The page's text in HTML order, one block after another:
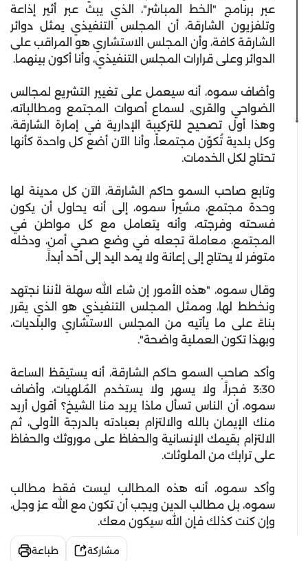
عبر برنامج "الخط المباشر"، الذي يبث عبر أثير إذاعة
وتلفزيون الشارقة، أن المجلس التنفيذي يمثل دوائر
الشارقة كافة، وأن المجلس الاستشاري هو المراقب على
الدوائر وعلى قرارات المجلس التنفيذي، وأنا أكون بينهما.
وأضاف سموه، أنه سيعمل على تغيير التشريع لمجالس
الضواحي والقرى، لسماع أصوات المجتمع ومطالباته،
وهذا أول تصحيح للتركيبة الإدارية في إمارة الشارقة،
وكل بلدية تُكوّن مجتمعاً، وأنا الآن أضع كل واحدة كأنها
تحتاج لكل الخدمات.
وتابع صاحب السمو حاكم الشارقة، الآن كل مدينة لها
وحدة مجتمع، مشيراً سموه، إلى أنه يحاول أن يكون
فسحته وفرجته، وأنه يتعامل مع كل مواطن في
المجتمع، معاملة تجعله في وضع صحي أمن، ودخله
متوفر لا يحتاج إلى إعانة ولا يمد اليد إلى أحد أبداً.
وقال سموه، "هذه الأمور إن شاء الله سهلة لأننا نجتهد
ونخطط لها، وممثل المجلس التنفيذي هو الذي يقرر
بناءً على ما يأتيه من المجلس الاستشاري والبلديات،
وبهذا تكون العملية واضحة".
وأكد صاحب السمو حاكم الشارقة، أنه يستيقظ الساعة
3:30 فجراً، ولا يسهر ولا يستخدم المُلهيات، وأضاف
سموه، أن الناس تسأل ماذا يريد منا الشيخ؟ أقول أريد
منك الإيمان بالله والالتزام بعبادته بالدرجة الأولى، ثم
الالتزام بقيمك الإنسانية والحفاظ على موروثك والحفاظ
على ترابك من الملوثات.
وأكد سموه، أنه هذه المطالب ليست فقط مطالب
سموه، بل مطالب الدين ويجب أن تكون مع الله عز وجل،
وإن كنت كذلك فإن الله سيكون معك.
مشاركة طباعة